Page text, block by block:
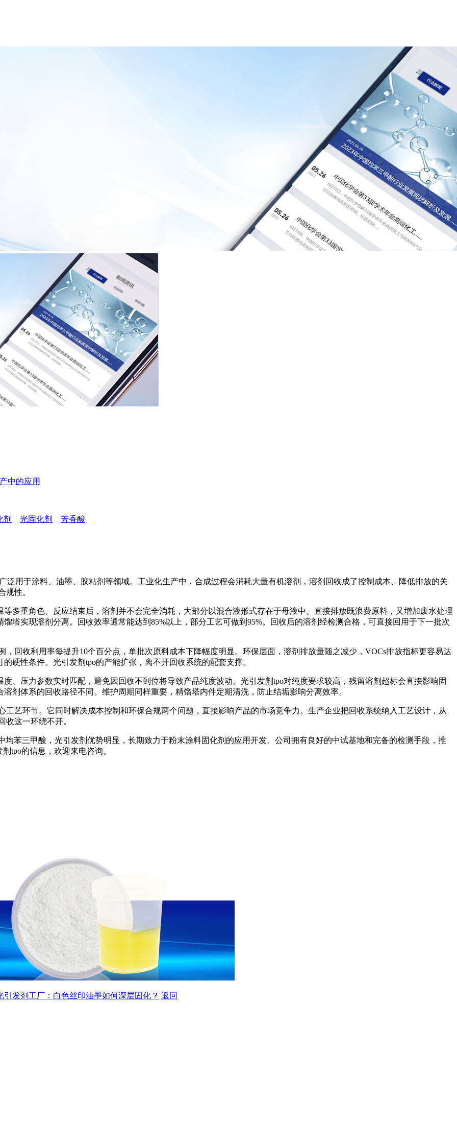
中的应用
剂 光固化剂 芳香酸
泛用于涂料、油墨、胶粘剂等领域。工业化生产中，合成过程会消耗大量有机溶剂，溶剂回收成了控制成本、降低排放的关
规性。
重角色。反应结束后，溶剂并不会完全消耗，大部分以混合液形式存在于母液中。直接排放既浪费原料，又增加废水处理
塔实现溶剂分离。回收效率通常能达到85%以上，部分工艺可做到95%。回收后的溶剂经检测合格，可直接回用于下一批次
收利用率每提升10个百分点，单批次原料成本下降幅度明显。环保层面，溶剂排放量随之减少，VOCs排放指标更容易达
硬性条件。光引发剂tpo的产能扩张，离不开回收系统的配套支撑。
压力参数实时匹配，避免因回收不到位将导致产品纯度波动。光引发剂tpo对纯度要求较高，残留溶剂超标会直接影响固
剂体系的回收路径不同。维护周期同样重要，精馏塔内件定期清洗，防止结垢影响分离效率。
环节。它同时解决成本控制和环保合规两个问题，直接影响产品的市场竞争力。生产企业把回收系统纳入工艺设计，从
收这一环绕不开。
三甲酸，光引发剂优势明显，长期致力于粉末涂料固化剂的应用开发。公司拥有良好的中试基地和完备的检测手段，推
tpo的信息，欢迎来电咨询。
引发剂工厂：白色丝印油墨如何深层固化？ 返回